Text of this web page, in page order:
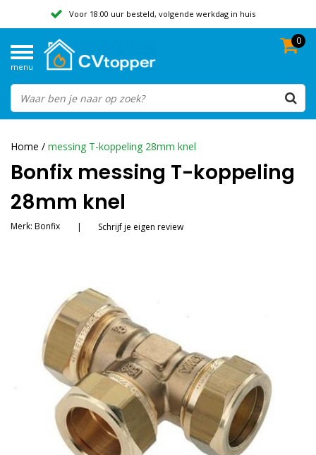
Voor 18:00 uur besteld, volgende werkdag in huis
Beoordeeld met een 9,8
menu
0
Home / messing T-koppeling 28mm knel
Bonfix messing T-koppeling
28mm knel
Merk: Bonfix | Schrijf je eigen review